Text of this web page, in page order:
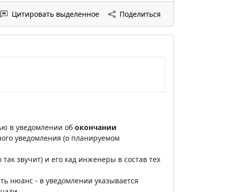
Цитировать выделенное Поделиться
в уведомлении об окончании
уведомления (о планируемом
звучит) и его кад инженеры в состав тех
нюанс - в уведомлении указывается